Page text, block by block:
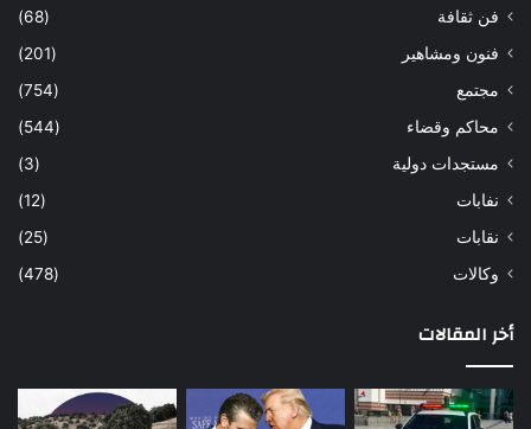
فن ثقافة
(68)
فنون ومشاهير
(201)
مجتمع
(754)
محاكم وقضاء
(544)
مستجدات دولية
(3)
نفابات
(12)
نقابات
(25)
وكالات
(478)
أخر المقالات